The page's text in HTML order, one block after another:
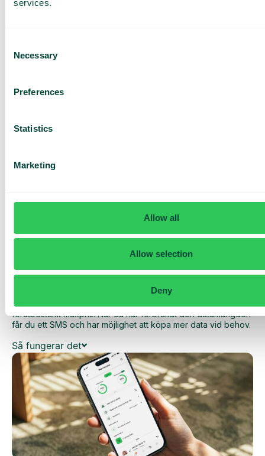
services.
Selection
Necessary
Preferences
Statistics
Marketing
Allow all
Allow selection
Deny
Med Daily Cost Control kan du som kund hålla bättre koll på
Den dagliga begränsningen har en viss mängd data till ett
förutbestämt maxpris. När du har förbrukat den datamängden
får du ett SMS och har möjlighet att köpa mer data vid behov.
Så fungerar det